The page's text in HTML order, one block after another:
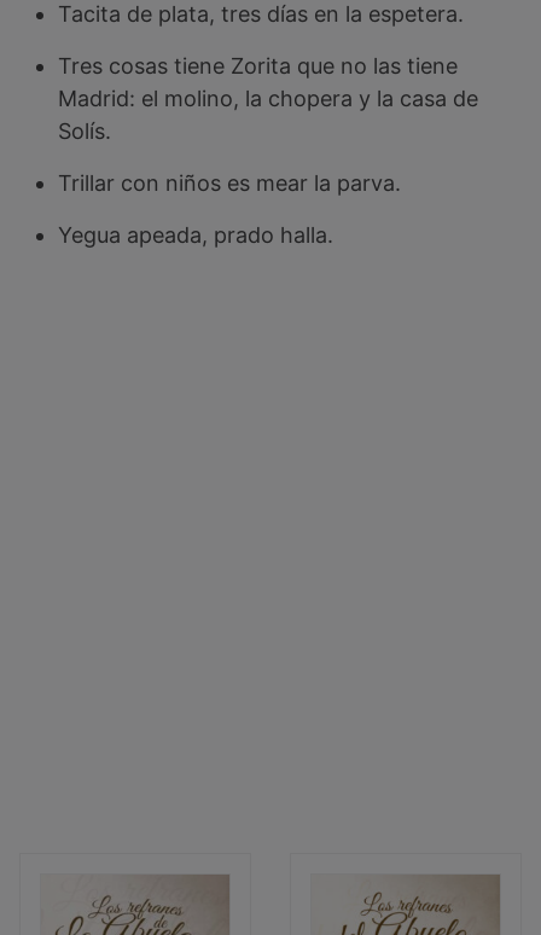
Tacita de plata, tres días en la espetera.
Tres cosas tiene Zorita que no las tiene
Madrid: el molino, la chopera y la casa de
Solís.
Trillar con niños es mear la parva.
Yegua apeada, prado halla.